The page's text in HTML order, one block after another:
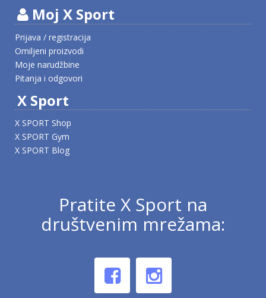
Moj X Sport
Prijava / registracija
Omiljeni proizvodi
Moje narudžbine
Pitanja i odgovori
X Sport
X SPORT Shop
X SPORT Gym
X SPORT Blog
Pratite X Sport na
društvenim mrežama: